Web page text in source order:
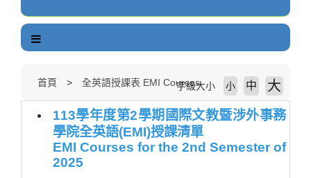
首頁 全英語授課表 EMI Courses
字級大小 小 中 大
113學年度第2學期國際文教暨涉外事務
學院全英語(EMI)授課清單
EMI Courses for the 2nd Semester of
2025